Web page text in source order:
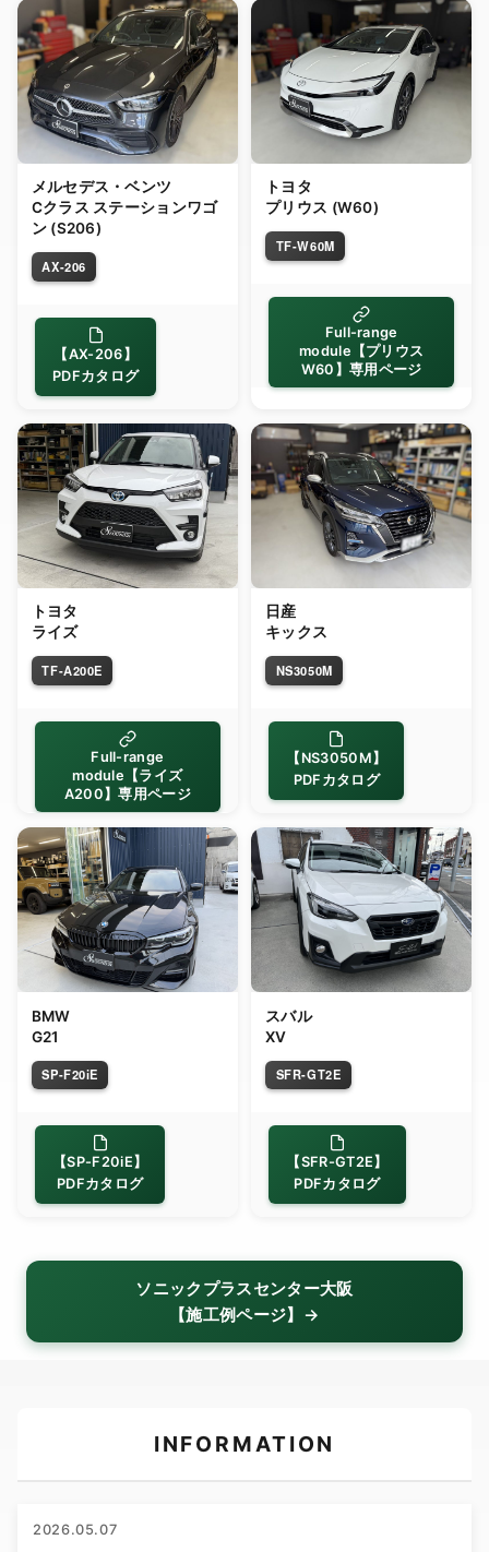
メルセデス・ベンツ
Cクラス ステーションワゴ
ン (S206)
AX-206
【AX-206】
PDFカタログ
トヨタ
プリウス (W60)
TF-W60M
Full-range
module【プリウス
W60】専用ページ
トヨタ
ライズ
TF-A200E
Full-range
module【ライズ
A200】専用ページ
日産
キックス
NS3050M
【NS3050M】
PDFカタログ
BMW
G21
SP-F20iE
【SP-F20iE】
PDFカタログ
スバル
XV
SFR-GT2E
【SFR-GT2E】
PDFカタログ
ソニックプラスセンター大阪
【施工例ページ】→
INFORMATION
2026.05.07